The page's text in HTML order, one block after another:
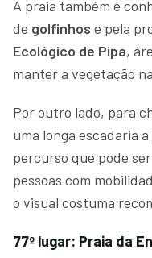
A praia também é
de golfinhos e pela
Ecológico de Pipa,
manter a vegetação
Por outro lado, para
uma longa escadaria
percurso que pode
pessoas com
o visual costuma
77º lugar: Praia da